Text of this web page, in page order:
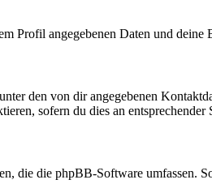
Profil angegebenen Daten und
den von dir angegebenen
sofern du dies an entsprechender
die die phpBB-Software umfassen.